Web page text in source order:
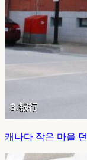
캐나다 작은 마을